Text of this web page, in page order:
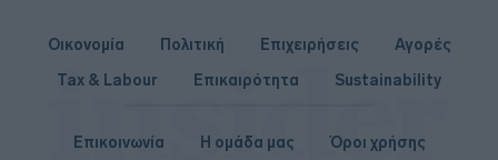
Οικονομία Πολιτική Επιχειρήσεις
Αγορές
Tax & Labour
Επικαιρότητα Sustainability
Επικοινωνία Η ομάδα μας Όροι χρήσης